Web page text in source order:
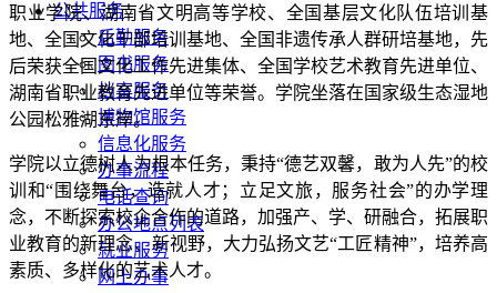
公共服务
后勤服务
图书服务
档案服务
博物馆服务
信息化服务
办事流程
电话查询
办公地点列表
就业服务
网上办事
职业学院、湖南省文明高等学校、全国基层文化队伍培训基
地、全国文化干部培训基地、全国非遗传承人群研培基地，先
后荣获全国文化工作先进集体、全国学校艺术教育先进单位、
湖南省职业教育先进单位等荣誉。学院坐落在国家级生态湿地
公园松雅湖东岸。
学院以立德树人为根本任务，秉持“德艺双馨，敢为人先”的校
训和“围绕舞台，造就人才；立足文旅，服务社会”的办学理
念，不断探索校企合作的道路，加强产、学、研融合，拓展职
业教育的新理念、新视野，大力弘扬文艺“工匠精神”，培养高
素质、多样化的艺术人才。